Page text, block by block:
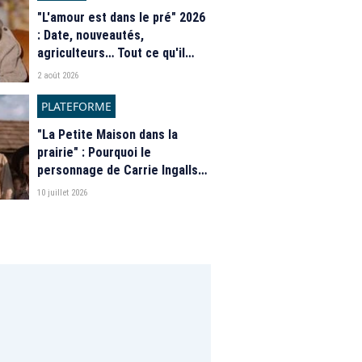
"L'amour est dans le pré" 2026
: Date, nouveautés,
agriculteurs… Tout ce qu'il
faut savoir sur la saison 21 du
2 août 2026
PLATEFORME
"La Petite Maison dans la
prairie" : Pourquoi le
personnage de Carrie Ingalls
est absente de la nouvelle
10 juillet 2026